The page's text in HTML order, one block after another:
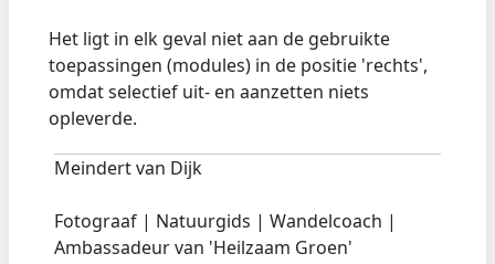
Het ligt in elk geval niet aan de gebruikte
toepassingen (modules) in de positie 'rechts',
omdat selectief uit- en aanzetten niets
opleverde.
Meindert van Dijk
Fotograaf | Natuurgids | Wandelcoach |
Ambassadeur van 'Heilzaam Groen'